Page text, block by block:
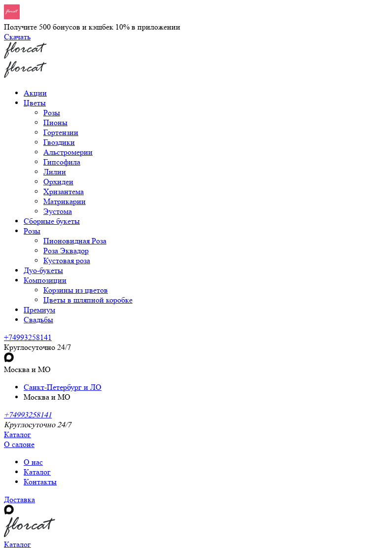
Получите 500 бонусов и кэшбек 10% в приложении
Скачать
Акции
Цветы
Розы
Пионы
Гортензии
Гвоздики
Альстромерии
Гипсофила
Лилии
Орхидеи
Хризантема
Матрикарии
Эустома
Сборные букеты
Розы
Пионовидная Роза
Роза Эквадор
Кустовая роза
Дуо-букеты
Композиции
Корзины из цветов
Цветы в шляпной коробке
Премиум
Свадьбы
+74993258141
Круглосуточно 24/7
Москва и МО
Санкт-Петербург и ЛО
Москва и МО
+74993258141
Круглосуточно 24/7
Каталог
О салоне
О нас
Каталог
Контакты
Доставка
Каталог